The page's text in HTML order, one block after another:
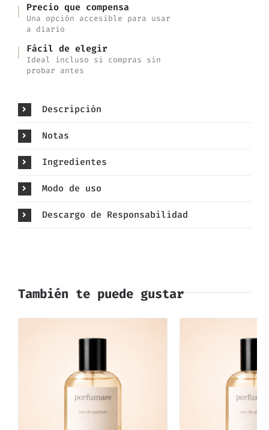
Precio que compensa
Una opción accesible para usar
a diario
Fácil de elegir
Ideal incluso si compras sin
probar antes
Descripción
Notas
Ingredientes
Modo de uso
Descargo de Responsabilidad
También te puede gustar